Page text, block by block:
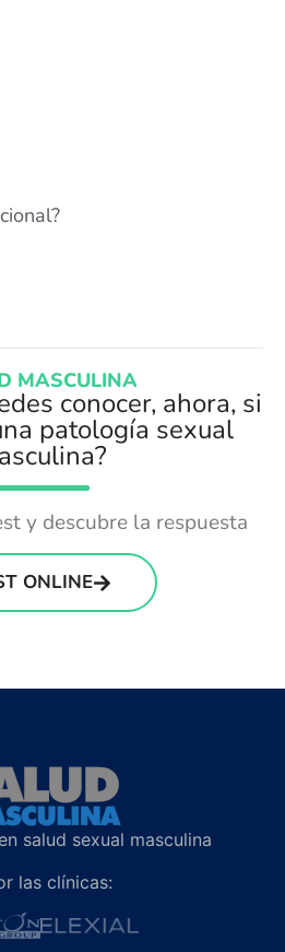
MASCULINA
conocer, ahora, si
patología sexual
y descubre la respuesta
ONLINE
salud sexual masculina
las clínicas: